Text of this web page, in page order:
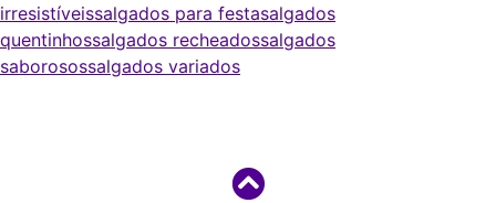
irresistíveissalgados para festasalgados
quentinhossalgados recheadossalgados
saborosossalgados variados